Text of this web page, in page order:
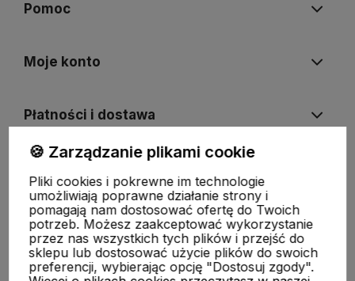
Pomoc
Moje konto
Płatności i dostawa
O nas
🍪 Zarządzanie plikami cookie
Pliki cookies i pokrewne im technologie
umożliwiają poprawne działanie strony i
pomagają nam dostosować ofertę do Twoich
potrzeb. Możesz zaakceptować wykorzystanie
przez nas wszystkich tych plików i przejść do
sklepu lub dostosować użycie plików do swoich
preferencji, wybierając opcję "Dostosuj zgody".